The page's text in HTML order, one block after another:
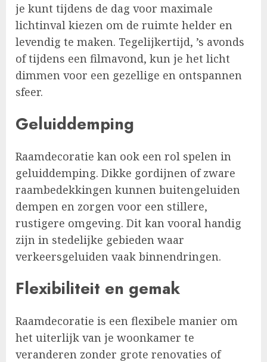
je kunt tijdens de dag voor maximale
lichtinval kiezen om de ruimte helder en
levendig te maken. Tegelijkertijd, ’s avonds
of tijdens een filmavond, kun je het licht
dimmen voor een gezellige en ontspannen
sfeer.
Geluiddemping
Raamdecoratie kan ook een rol spelen in
geluiddemping. Dikke gordijnen of zware
raambedekkingen kunnen buitengeluiden
dempen en zorgen voor een stillere,
rustigere omgeving. Dit kan vooral handig
zijn in stedelijke gebieden waar
verkeersgeluiden vaak binnendringen.
Flexibiliteit en gemak
Raamdecoratie is een flexibele manier om
het uiterlijk van je woonkamer te
veranderen zonder grote renovaties of